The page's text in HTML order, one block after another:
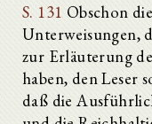
S. 131 Obschon
Unterweisungen,
zur Erläuterung
haben, den Leser
daß die